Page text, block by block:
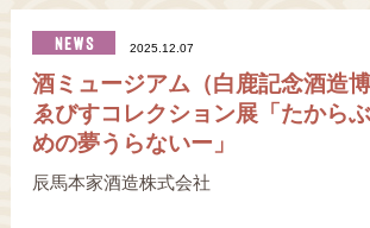
2025.12.07
酒ミュージアム（白鹿記念酒造
ゑびすコレクション展「たから
めの夢うらないー」
辰馬本家酒造株式会社